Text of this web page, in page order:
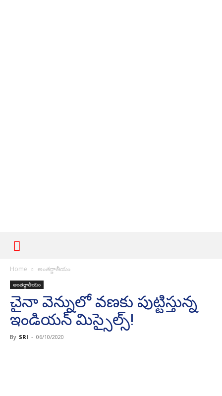
Home అంతర్జాతీయం
అంతర్జాతీయం
చైనా వెన్నులో వ‌ణ‌కు పుట్టిస్తున్న
ఇండియ‌న్ మిస్సైల్స్‌!
By SRI - 06/10/2020